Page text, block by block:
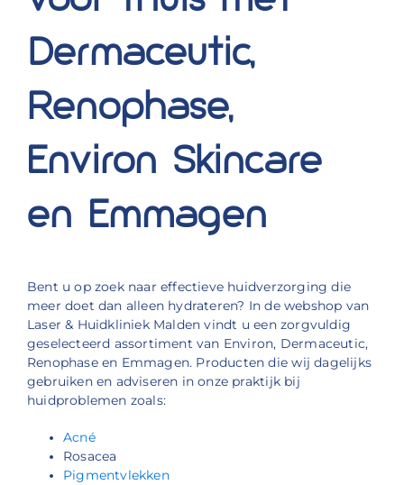
Dermaceutic,
Renophase,
Environ Skincare
en Emmagen
Bent u op zoek naar effectieve huidverzorging die
meer doet dan alleen hydrateren? In de webshop van
Laser & Huidkliniek Malden vindt u een zorgvuldig
geselecteerd assortiment van Environ, Dermaceutic,
Renophase en Emmagen. Producten die wij dagelijks
gebruiken en adviseren in onze praktijk bij
huidproblemen zoals:
Acné
Rosacea
Pigmentvlekken